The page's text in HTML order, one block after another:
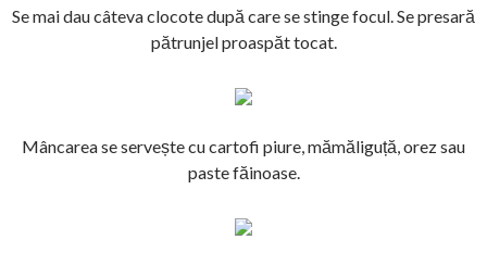
Se mai dau câteva clocote după care se stinge focul. Se presară
pătrunjel proaspăt tocat.
Mâncarea se servește cu cartofi piure, mămăliguță, orez sau
paste făinoase.